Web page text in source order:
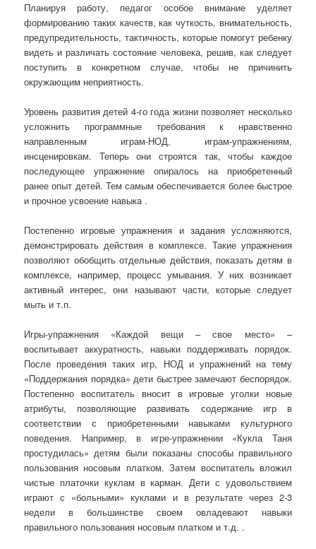
Планируя работу, педагог особое внимание уделяет
формированию таких качеств, как чуткость, внимательность,
предупредительность, тактичность, которые помогут ребенку
видеть и различать состояние человека, решив, как следует
поступить в конкретном случае, чтобы не причинить
окружающим неприятность.
Уровень развития детей 4-го года жизни позволяет несколько
усложнить программные требования к нравственно
направленным играм-НОД, играм-упражнениям,
инсценировкам. Теперь они строятся так, чтобы каждое
последующее упражнение опиралось на приобретенный
ранее опыт детей. Тем самым обеспечивается более быстрое
и прочное усвоение навыка .
Постепенно игровые упражнения и задания усложняются,
демонстрировать действия в комплексе. Такие упражнения
позволяют обобщить отдельные действия, показать детям в
комплексе, например, процесс умывания. У них возникает
активный интерес, они называют части, которые следует
мыть и т.п.
Игры-упражнения «Каждой вещи – свое место» –
воспитывает аккуратность, навыки поддерживать порядок.
После проведения таких игр, НОД и упражнений на тему
«Поддержания порядка» дети быстрее замечают беспорядок.
Постепенно воспитатель вносит в игровые уголки новые
атрибуты, позволяющие развивать содержание игр в
соответствии с приобретенными навыками культурного
поведения. Например, в игре-упражнении «Кукла Таня
простудилась» детям были показаны способы правильного
пользования носовым платком. Затем воспитатель вложил
чистые платочки куклам в карман. Дети с удовольствием
играют с «больными» куклами и в результате через 2-3
недели в большинстве своем овладевают навыки
правильного пользования носовым платком и т.д. .